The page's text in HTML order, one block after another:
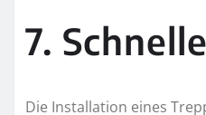
7.
Die Installation eines